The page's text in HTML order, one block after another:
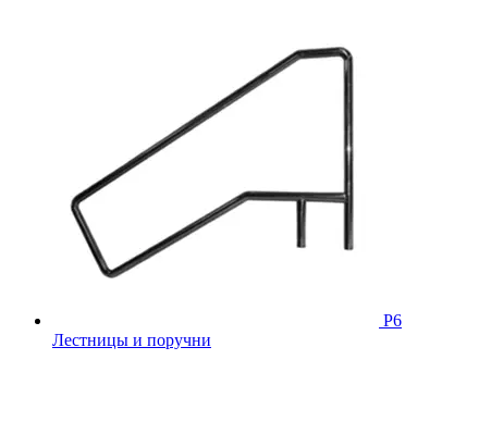
Р6
Лестницы и поручни